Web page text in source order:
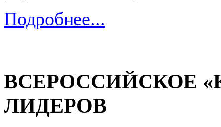
Подробнее...
ВСЕРОССИЙСКОЕ
ЛИДЕРОВ